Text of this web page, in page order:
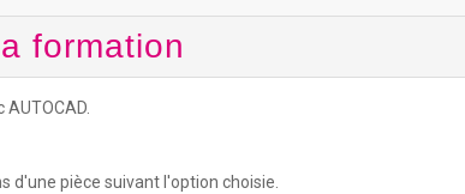
formation
d'une pièce suivant l'option choisie.